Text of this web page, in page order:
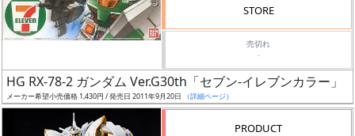
ス
ケ
ル
STORE
売切れ
-
HG RX-78-2 ガンダム Ver.G30th「セブン-イレブンカラー」
メーカー希望小売価格 1,430円 / 発売日 2011年9月20日 （詳細ページ）
PRODUCT